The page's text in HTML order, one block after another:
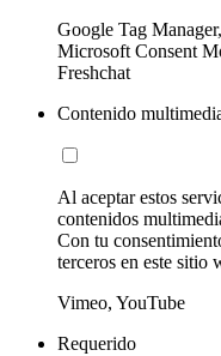
Google Tag
Microsoft Consent
Freshchat
Contenido
Al aceptar estos
contenidos
Con tu
terceros en este sitio
Vimeo, YouTube
Requerido